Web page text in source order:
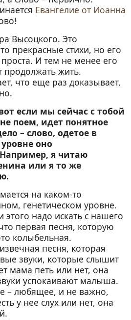
Евангелие от Иоанна
Высоцкого. Это
прекрасные стихи, но его
И тем не менее его
продолжать жить.
что еще раз доказывает,
если мы сейчас с тобой
поем, идет понятное
– слово, одетое в
оно
я читаю
или я то же
на каком-то
генетическом уровне.
этого надо искать с нашего
первая песня, которую
колыбельная.
песня, которая
звуки, которые слышит
мама петь или нет, она
успокаивают малыша.
– любящее, и не важно,
у нее слух или нет, она